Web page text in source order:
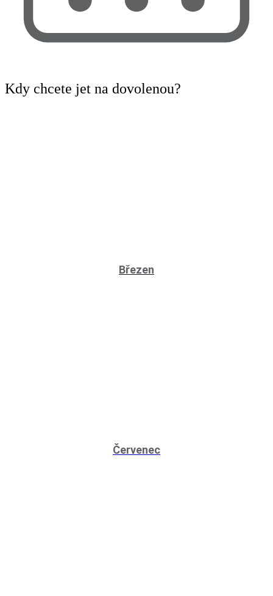
Kdy chcete jet na dovolenou?
Březen
Červenec